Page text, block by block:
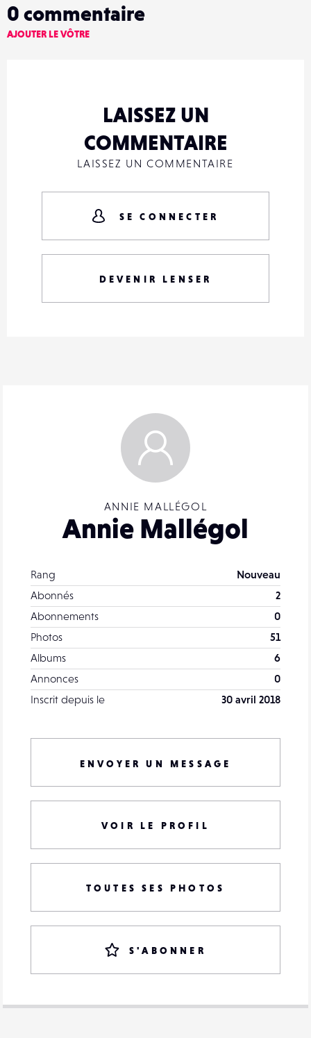
ANNIE MALLÉGOL
Annie Mallégol
Rang
Nouveau
Abonnés
2
Abonnements
0
Photos
51
Albums
6
Annonces
0
Inscrit depuis le
30 avril 2018
ENVOYER UN MESSAGE
VOIR LE PROFIL
TOUTES SES PHOTOS
S'ABONNER
0 commentaire
AJOUTER LE VÔTRE
LAISSEZ UN
COMMENTAIRE
LAISSEZ UN COMMENTAIRE
SE CONNECTER
DEVENIR LENSER